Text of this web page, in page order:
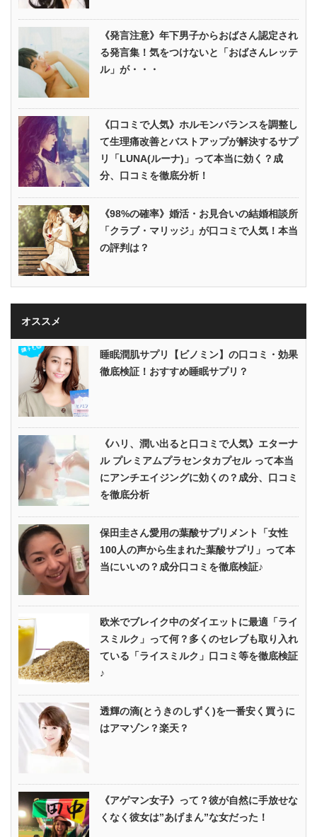
《発言注意》年下男子からおばさん認定され
る発言集！気をつけないと「おばさんレッテ
ル」が・・・
《口コミで人気》ホルモンバランスを調整し
て生理痛改善とバストアップが解決するサプ
リ「LUNA(ルーナ)」って本当に効く？成
分、口コミを徹底分析！
《98%の確率》婚活・お見合いの結婚相談所
「クラブ・マリッジ」が口コミで人気！本当
の評判は？
オススメ
睡眠潤肌サプリ【ビノミン】の口コミ・効果
徹底検証！おすすめ睡眠サプリ？
《ハリ、潤い出ると口コミで人気》エターナ
ル プレミアムプラセンタカプセル って本当
にアンチエイジングに効くの？成分、口コミ
を徹底分析
保田圭さん愛用の葉酸サプリメント「女性
100人の声から生まれた葉酸サプリ」って本
当にいいの？成分口コミを徹底検証♪
欧米でブレイク中のダイエットに最適「ライ
スミルク」って何？多くのセレブも取り入れ
ている「ライスミルク」口コミ等を徹底検証
♪
透輝の滴(とうきのしずく)を一番安く買うに
はアマゾン？楽天？
《アゲマン女子》って？彼が自然に手放せな
くなく彼女は”あげまん”な女だった！